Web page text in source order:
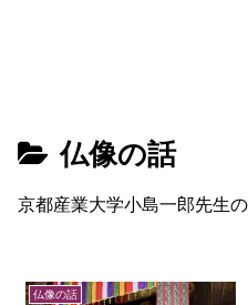
仏像の話
京都産業大学小島一郎先生
仏像の話